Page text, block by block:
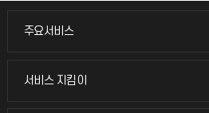
주요서비스
주요서비스
교무회의방송
서비스 지킴이
서비스 지킴이